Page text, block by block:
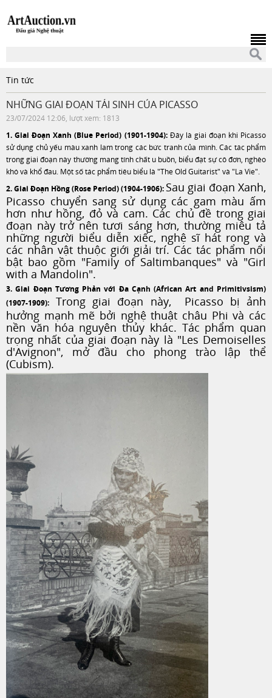
Tin tức
NHỮNG GIAI ĐOẠN TÁI SINH CỦA PICASSO
23/07/2024 12:06, lượt xem: 1813
1. Giai Đoạn Xanh (Blue Period) (1901-1904):Đây là giai đoạn khi Picasso
sử dụng chủ yếu màu xanh lam trong các bức tranh của mình. Các tác phẩm
trong giai đoạn này thường mang tính chất u buồn, biểu đạt sự cô đơn, nghèo
khó và khổ đau. Một số tác phẩm tiêu biểu là "The Old Guitarist" và "La Vie".
2. Giai Đoạn Hồng (Rose Period) (1904-1906): Sau giai đoạn Xanh,
Picasso chuyển sang sử dụng các gam màu ấm
hơn như hồng, đỏ và cam. Các chủ đề trong giai
đoạn này trở nên tươi sáng hơn, thường miêu tả
những người biểu diễn xiếc, nghệ sĩ hát rong và
các nhân vật thuộc giới giải trí. Các tác phẩm nổi
bật bao gồm "Family of Saltimbanques" và "Girl
with a Mandolin".
3. Giai Đoạn Tương Phản với Đa Cạnh (African Art and Primitivsism)
(1907-1909):
Trong giai đoạn này, Picasso bị ảnh
hưởng mạnh mẽ bởi nghệ thuật châu Phi và các
nền văn hóa nguyên thủy khác. Tác phẩm quan
trọng nhất của giai đoạn này là "Les Demoiselles
d'Avignon", mở đầu cho phong trào lập thể
(Cubism).